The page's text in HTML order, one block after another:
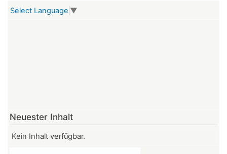
Select Language ▼
Neuester Inhalt
Kein Inhalt verfügbar.